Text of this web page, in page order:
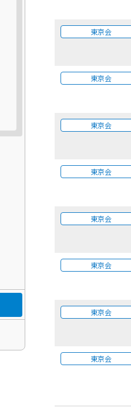
東京会
東京会
東京会
東京会
東京会
東京会
東京会
東京会